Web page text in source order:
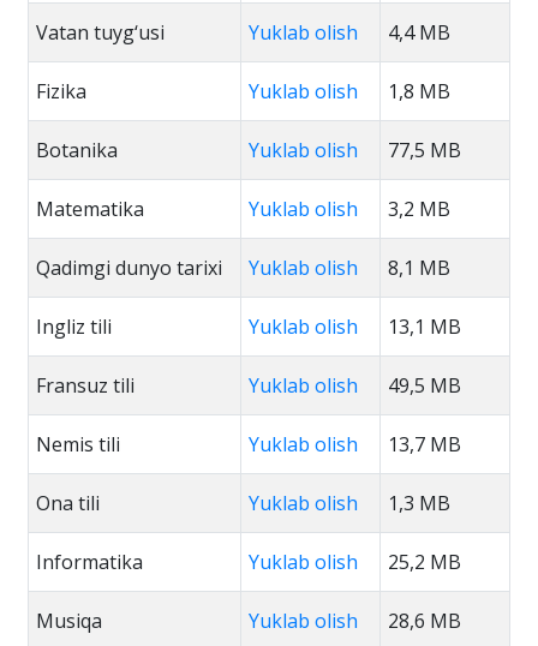
Vatan tuyg‘usi Yuklab olish 4,4 MB
Fizika Yuklab olish 1,8 MB
Botanika Yuklab olish 77,5 MB
Matematika Yuklab olish 3,2 MB
Qadimgi dunyo tarixi Yuklab olish 8,1 MB
Ingliz tili Yuklab olish 13,1 MB
Fransuz tili Yuklab olish 49,5 MB
Nemis tili Yuklab olish 13,7 MB
Ona tili Yuklab olish 1,3 MB
Informatika Yuklab olish 25,2 MB
Musiqa Yuklab olish 28,6 MB